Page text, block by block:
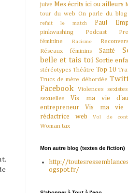
juive Mes écrits ici ou ailleurs
tour du web On parle du blog
refait le match
Paul
pinkwashing Podcast
féminine
Racisme
Réseaux féminins
Santé
belle et tais toi Sortie
stéréotypes Théâtre Top 10
Trucs de mère débordée
Facebook
Violences
sexuelles
Vis ma vie
entrepreneur
Vis ma vie
rédactrice web
Vol de
Woman tax
Mon autre blog (textes de fiction)
http://
ogspot.fr/